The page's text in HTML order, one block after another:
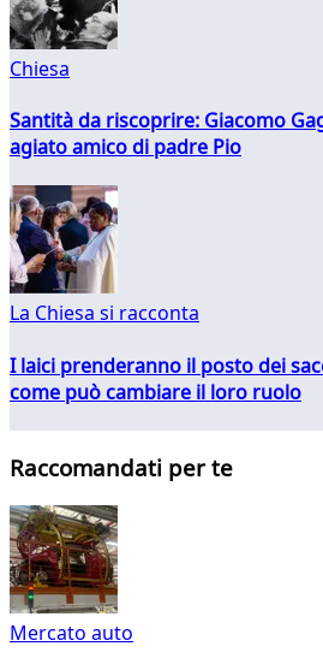
Chiesa
Santità da riscoprire: Giacomo
agiato amico di padre Pio
La Chiesa si racconta
I laici prenderanno il posto dei
come può cambiare il loro ruolo
Raccomandati per te
Mercato auto